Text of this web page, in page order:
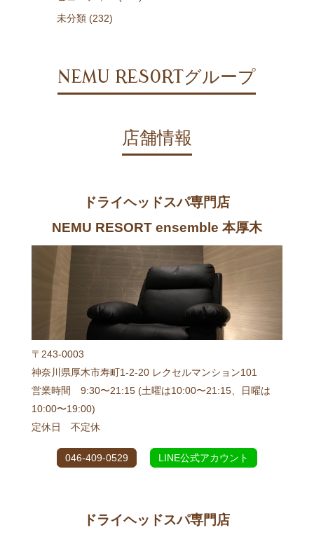
未分類 (232)
NEMU RESORTグループ
店舗情報
ドライヘッドスパ専門店
NEMU RESORT ensemble 本厚木
〒243-0003
神奈川県厚木市寿町1-2-20 レクセルマンション101
営業時間 9:30〜21:15 (土曜は10:00〜21:15、日曜は
10:00〜19:00)
定休日 不定休
046-409-0529 LINE公式アカウント
ドライヘッドスパ専門店